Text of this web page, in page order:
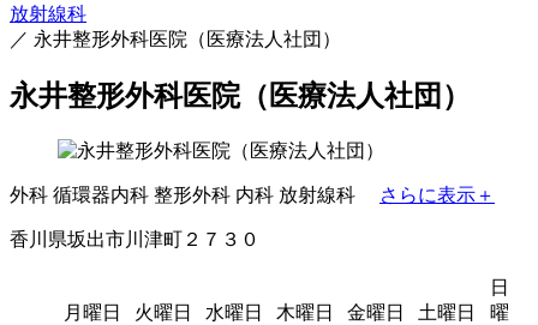
放射線科
／ 永井整形外科医院（医療法人社団）
永井整形外科医院（医療法人社団）
外科 循環器内科 整形外科 内科 放射線科 さらに表示＋
香川県坂出市川津町２７３０
月曜日 火曜日 水曜日 木曜日 金曜日 土曜日
日
曜